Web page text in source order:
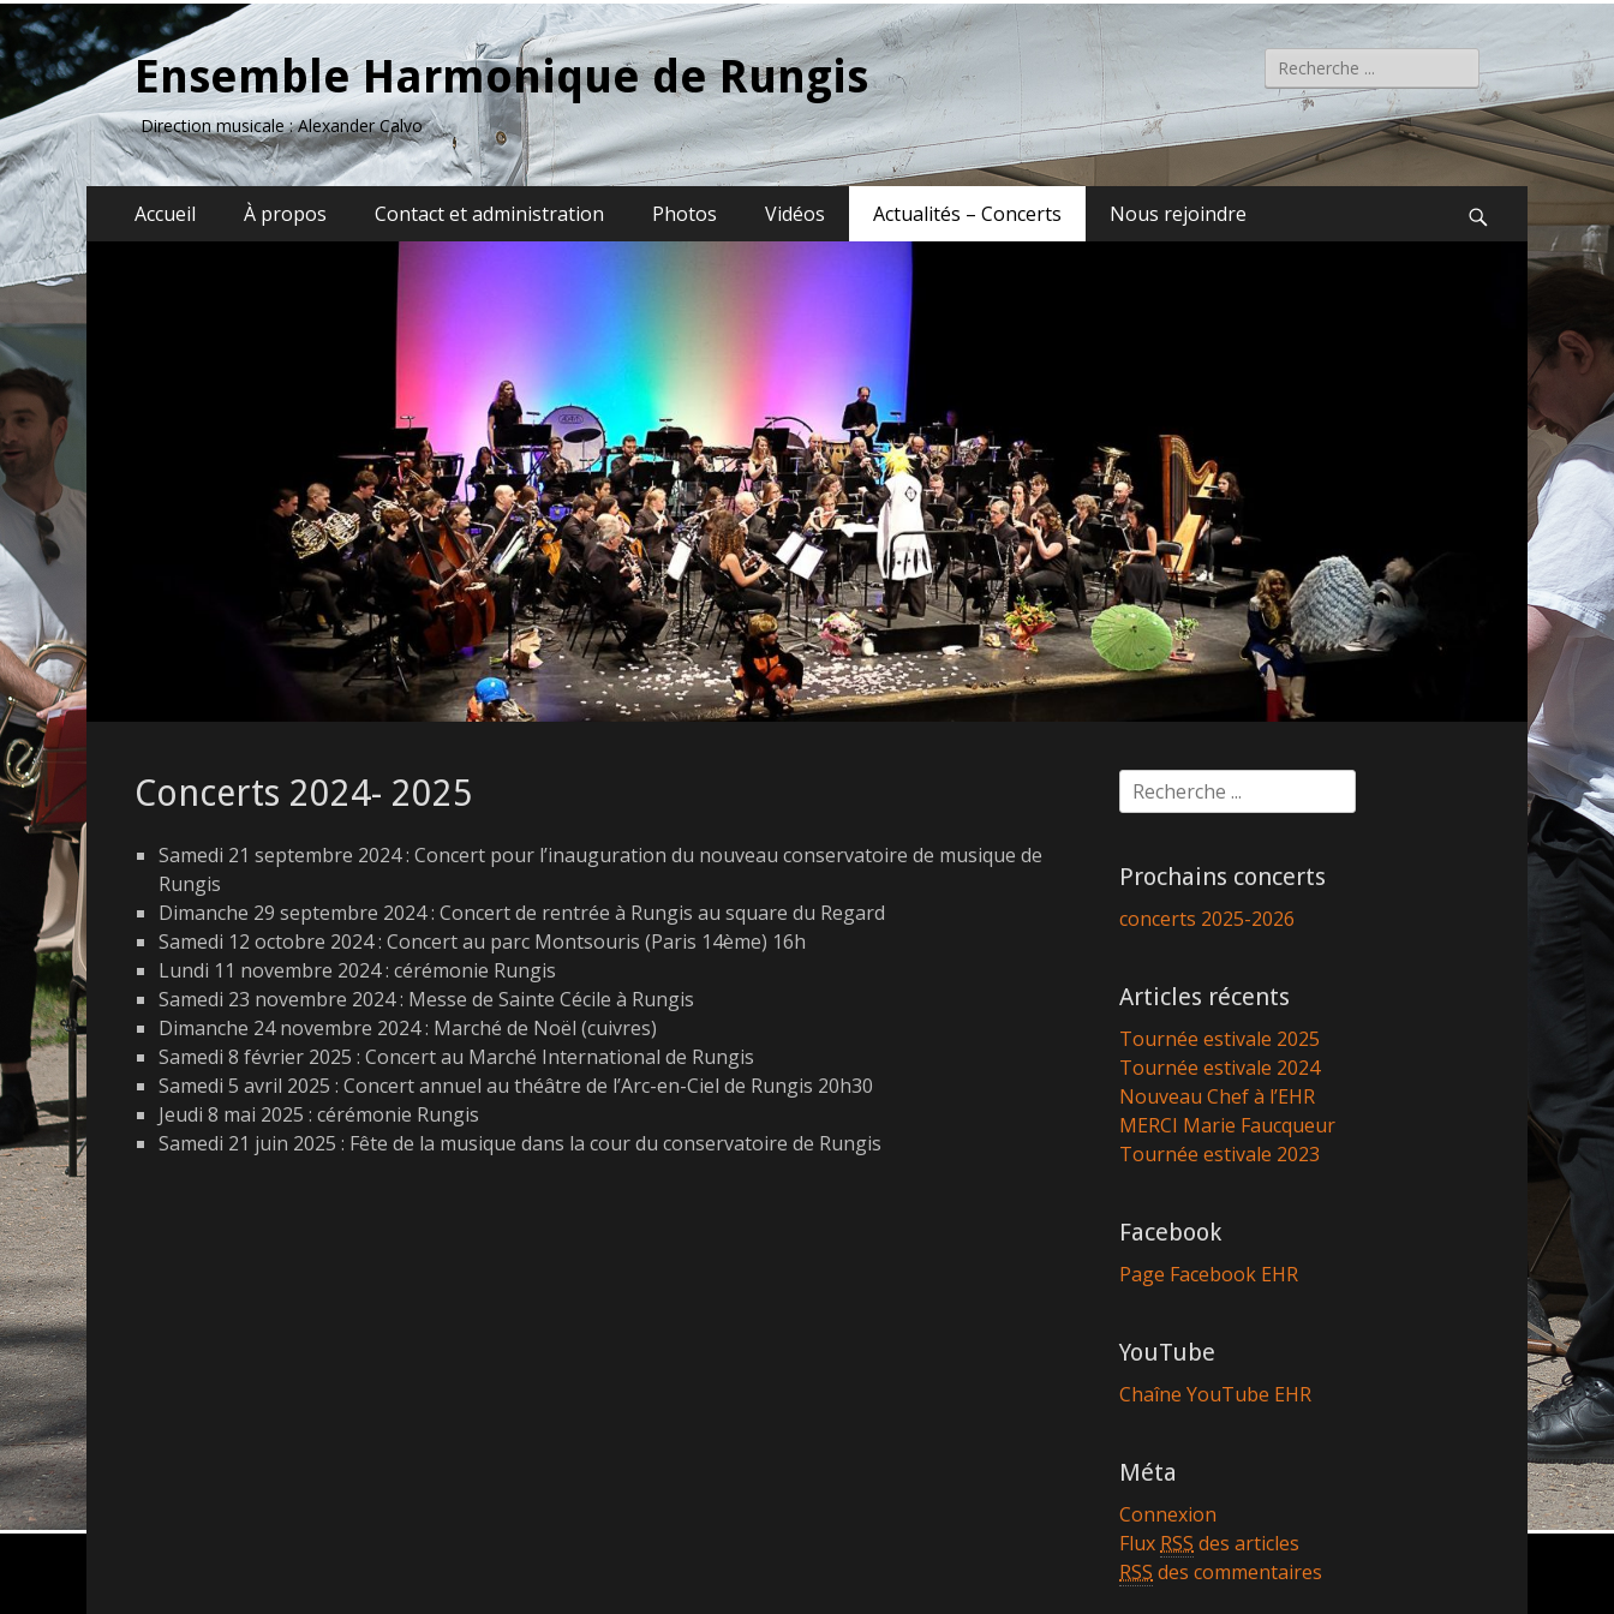
Ensemble Harmonique de Rungis
Direction musicale : Alexander Calvo
Rechercher :
Menu
principal
AllerAccueil À propos Contact et administration Photos Vidéos Actualités – Concerts Nous rejoindre Recherche
Concerts 2024- 2025
Samedi 21 septembre 2024 : Concert pour l’inauguration du nouveau conservatoire de musique de
Rungis
Dimanche 29 septembre 2024 : Concert de rentrée à Rungis au square du Regard
Samedi 12 octobre 2024 : Concert au parc Montsouris (Paris 14ème) 16h
Lundi 11 novembre 2024 : cérémonie Rungis
Samedi 23 novembre 2024 : Messe de Sainte Cécile à Rungis
Dimanche 24 novembre 2024 : Marché de Noël (cuivres)
Samedi 8 février 2025 : Concert au Marché International de Rungis
Samedi 5 avril 2025 : Concert annuel au théâtre de l’Arc-en-Ciel de Rungis 20h30
Jeudi 8 mai 2025 : cérémonie Rungis
Samedi 21 juin 2025 : Fête de la musique dans la cour du conservatoire de Rungis
Rechercher :
Prochains concerts
concerts 2025-2026
Articles récents
Tournée estivale 2025
Tournée estivale 2024
Nouveau Chef à l’EHR
MERCI Marie Faucqueur
Tournée estivale 2023
Facebook
Page Facebook EHR
YouTube
Chaîne YouTube EHR
Méta
Connexion
Flux RSS des articles
RSS des commentaires